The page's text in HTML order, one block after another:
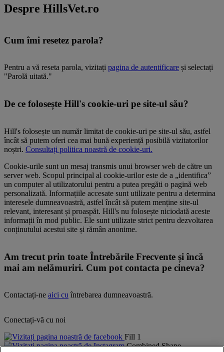
Despre HillsVet.ro
Cum îmi resetez parola?
Pentru a vă reseta parola, vizitați pagina de autentificare și selectați
"Parolă uitată."
De ce folosește Hill's cookie-uri pe site-ul său?
Hill's folosește un număr limitat de cookie-uri pe site-ul său, astfel
încât să putem oferi cea mai bună experiență posibilă vizitatorilor
noștri. Consultați politica noastră de cookie-uri.
Cookie-urile sunt un mesaj transmis unui browser web de către un
server web. Scopul principal al cookie-urilor este de a „identifica”
un computer al utilizatorului pentru a putea pregăti o pagină web
personalizată. Informațiile accesate sunt utilizate pentru a determina
interesele dumneavoastră, astfel încât să putem menține site-ul
relevant, interesant și proaspăt. Hill's nu folosește niciodată aceste
informații în mod public. Ele sunt utilizate strict pentru dezvoltarea
conținutului acestui site și rămân anonime.
Am trecut prin toate Întrebările Frecvente și încă
mai am nelămuriri. Cum pot contacta pe cineva?
Contactați-ne aici cu întrebarea dumneavoastră.
Conectați-vă cu noi
Fill 1
Combined Shape